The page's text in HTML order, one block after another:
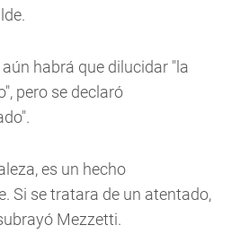
habrá que dilucidar "la
pero se declaró
es un hecho
Si se tratara de un atentado,
Mezzetti.